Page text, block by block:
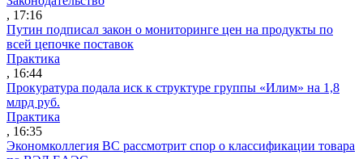
, 17:16
Путин подписал закон о мониторинге цен на продукты по
всей цепочке поставок
Практика
, 16:44
Прокуратура подала иск к структуре группы «Илим» на 1,8
млрд руб.
Практика
, 16:35
Экономколлегия ВС рассмотрит спор о классификации товара